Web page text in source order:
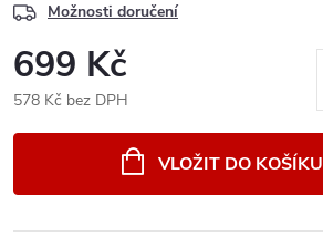
Možnosti doručení
699 Kč
578 Kč bez DPH
VLOŽIT DO KOŠÍKU